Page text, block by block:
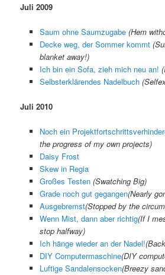
Juli 2009
Saum ohne Saumzugabe (Hem
Decke weg, der Sommer kommt (
blanket away!)
Ich bin ein Sofa, zieh mich neu an! (
Selbsterklärendes Nadelbuch (
Juli 2010
Noch ein
the progress of my own projects)
Daisy Frost
Skew in Regia
Großes Testen(Swatching Big)
Grade noch gut gegangen(Nearly
Ausgebremst(Stopped by the
Wenn Mist, dann aber richtig(If I
stop halfway)
Ich hänge wieder an der Nadel!(
DIY Computermaschine(DIY
Luftige Sandalensocken(Breezy